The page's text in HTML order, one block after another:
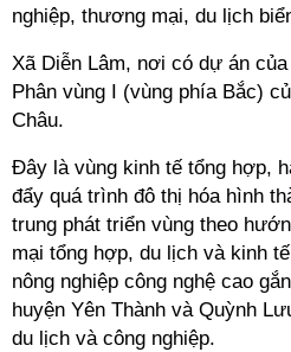
nghiệp, thương mại, du lịch
Xã Diễn Lâm, nơi có dự án
Phân vùng I (vùng phía Bắc)
Châu.
Đây là vùng kinh tế tổng hợp,
đẩy quá trình đô thị hóa hình
trung phát triển vùng theo
mại tổng hợp, du lịch và kinh
nông nghiệp công nghệ cao
huyện Yên Thành và Quỳnh
du lịch và công nghiệp.